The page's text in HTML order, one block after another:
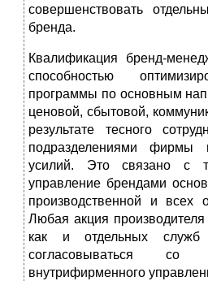
совершенствовать
бренда.
Квалификация бренд-
способностью
программы по основным
ценовой, сбытовой,
результате тесного
подразделениями фир­мы
усилий. Это связано с
управление брендами
производственной и всех
Любая акция
как и отдельных
согласовывать­ся со
внутрифирменного